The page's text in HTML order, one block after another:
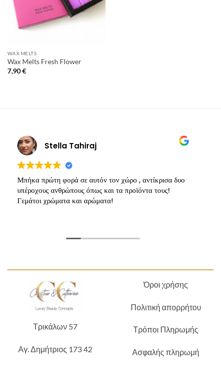
WAX MELTS
Wax Melts Fresh Flower
7,90€
Stella Tahiraj
Μπήκα πρώτη φορά σε αυτόν τον χώρο , αντίκρισα δυο
υπέροχους ανθρώπους όπως και τα προϊόντα τους!
Γεμάτοι χρώματα και αρώματα!
Τρικάλων 57
Αγ. Δημήτριος 173 42
Όροι χρήσης
Πολιτική απορρήτου
Τρόποι Πληρωμής
Ασφαλής πληρωμή